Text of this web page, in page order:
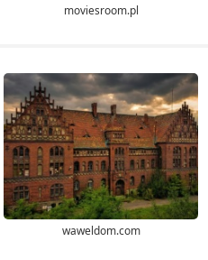
moviesroom.pl
waweldom.com